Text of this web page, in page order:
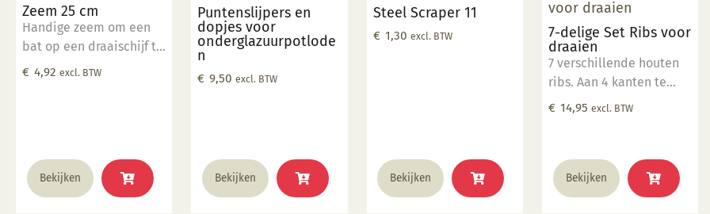
Zeem 25 cm
Handige zeem om een
bat op een draaischijf te
bevestigen of om af te
€ 4,92 excl. BTW
Bekijken
Puntenslijpers en
dopjes voor
onderglazuurpotlode
n
€ 9,50 excl. BTW
Bekijken
Steel Scraper 11
€ 1,30 excl. BTW
Bekijken
7-delige Set Ribs voor
draaien
7 verschillende houten
ribs. Aan 4 kanten te
gebruiken voor
€ 14,95 excl. BTW
Bekijken